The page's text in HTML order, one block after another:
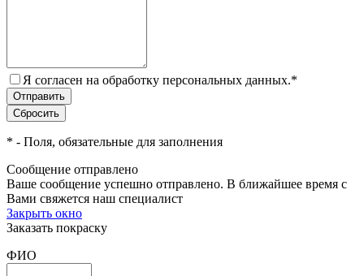
Я согласен на обработку персональных данных.*
* - Поля, обязательные для заполнения
Сообщение отправлено
Ваше сообщение успешно отправлено. В ближайшее время с
Вами свяжется наш специалист
Закрыть окно
Заказать покраску
ФИО